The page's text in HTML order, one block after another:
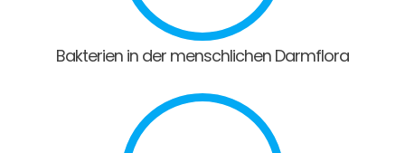
Bakterien in der menschlichen Darmflora